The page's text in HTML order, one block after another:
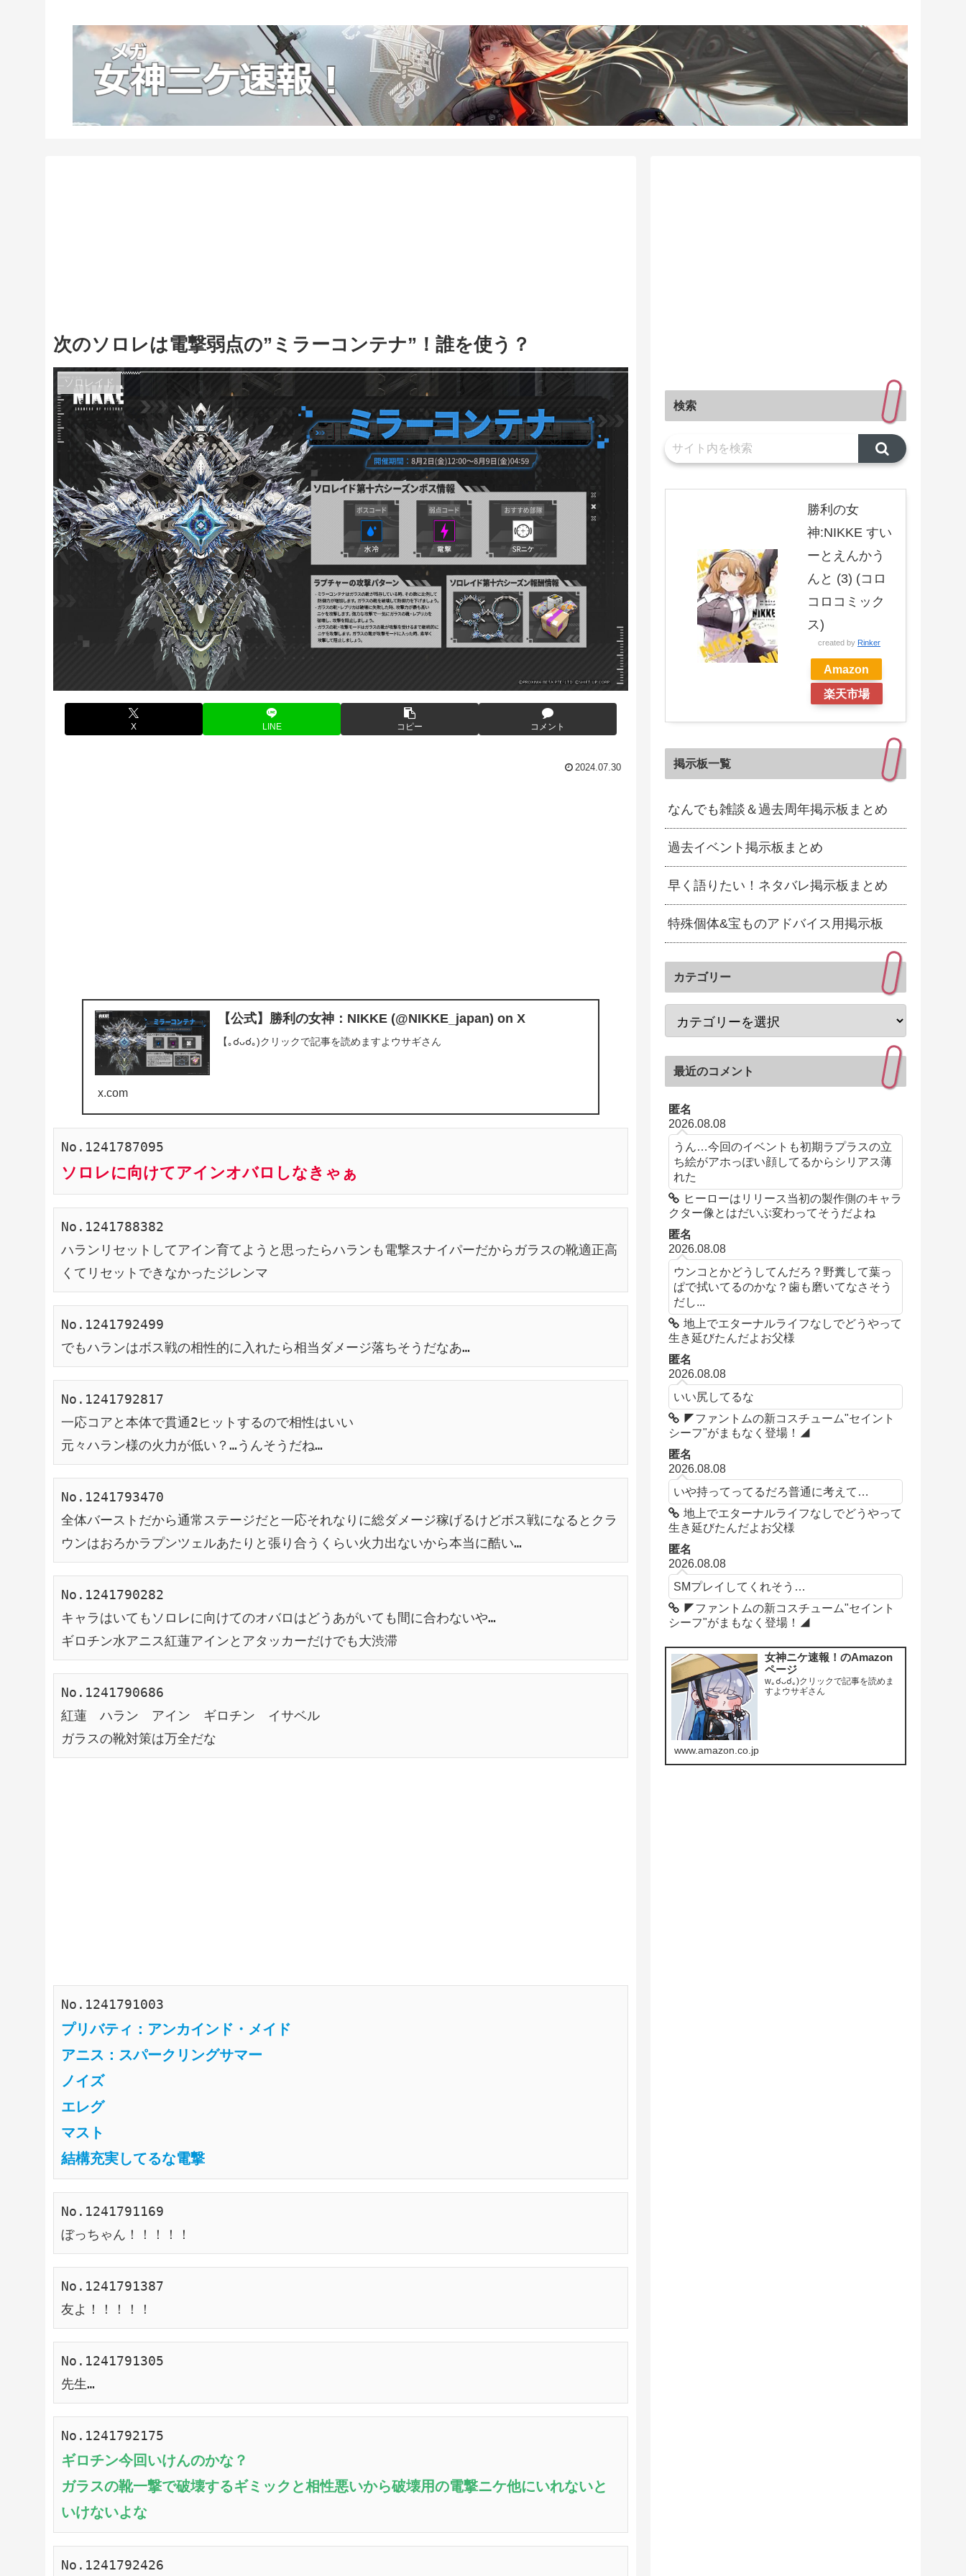
次のソロレは電撃弱点の”ミラーコンテナ”！誰を使う？
ソロレイド
X LINE コピー コメント
2024.07.30
【公式】勝利の女神：NIKKE (@NIKKE_japan) on X
【｡☌ᴗ☌｡)クリックで記事を読めますよウサギさん
x.com
No.1241787095
ソロレに向けてアインオバロしなきゃぁ
No.1241788382
ハランリセットしてアイン育てようと思ったらハランも電撃スナイパーだからガラスの靴適正高
くてリセットできなかったジレンマ
No.1241792499
でもハランはボス戦の相性的に入れたら相当ダメージ落ちそうだなあ…
No.1241792817
一応コアと本体で貫通2ヒットするので相性はいい
元々ハラン様の火力が低い？…うんそうだね…
No.1241793470
全体バーストだから通常ステージだと一応それなりに総ダメージ稼げるけどボス戦になるとクラ
ウンはおろかラプンツェルあたりと張り合うくらい火力出ないから本当に酷い…
No.1241790282
キャラはいてもソロレに向けてのオバロはどうあがいても間に合わないや…
ギロチン水アニス紅蓮アインとアタッカーだけでも大渋滞
No.1241790686
紅蓮　ハラン　アイン　ギロチン　イサベル
ガラスの靴対策は万全だな
No.1241791003
プリバティ：アンカインド・メイド
アニス：スパークリングサマー
ノイズ
エレグ
マスト
結構充実してるな電撃
No.1241791169
ぼっちゃん！！！！！
No.1241791387
友よ！！！！！
No.1241791305
先生…
No.1241792175
ギロチン今回いけんのかな？
ガラスの靴一撃で破壊するギミックと相性悪いから破壊用の電撃ニケ他にいれないと
いけないよな
No.1241792426
検索
勝利の女
神:NIKKE すい
ーとえんかう
んと (3) (コロ
コロコミック
ス)
created by Rinker
Amazon
楽天市場
掲示板一覧
なんでも雑談＆過去周年掲示板まとめ
過去イベント掲示板まとめ
早く語りたい！ネタバレ掲示板まとめ
特殊個体&宝ものアドバイス用掲示板
カテゴリー
最近のコメント
匿名
2026.08.08
うん…今回のイベントも初期ラプラスの立
ち絵がアホっぽい顔してるからシリアス薄
れた
ヒーローはリリース当初の製作側のキャラ
クター像とはだいぶ変わってそうだよね
匿名
2026.08.08
ウンコとかどうしてんだろ？野糞して葉っ
ぱで拭いてるのかな？歯も磨いてなさそう
だし...
地上でエターナルライフなしでどうやって
生き延びたんだよお父様
匿名
2026.08.08
いい尻してるな
◤ファントムの新コスチューム"セイント
シーフ"がまもなく登場！◢
匿名
2026.08.08
いや持ってってるだろ普通に考えて…
地上でエターナルライフなしでどうやって
生き延びたんだよお父様
匿名
2026.08.08
SMプレイしてくれそう…
◤ファントムの新コスチューム"セイント
シーフ"がまもなく登場！◢
女神ニケ速報！のAmazon
ページ
w｡☌ᴗ☌｡)クリックで記事を読めま
すよウサギさん
www.amazon.co.jp